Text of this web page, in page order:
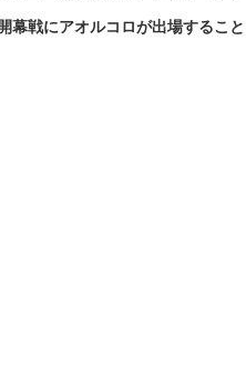
幕戦にアオルコロが出場すること